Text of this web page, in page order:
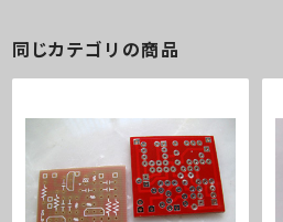
同じカテゴリの商品